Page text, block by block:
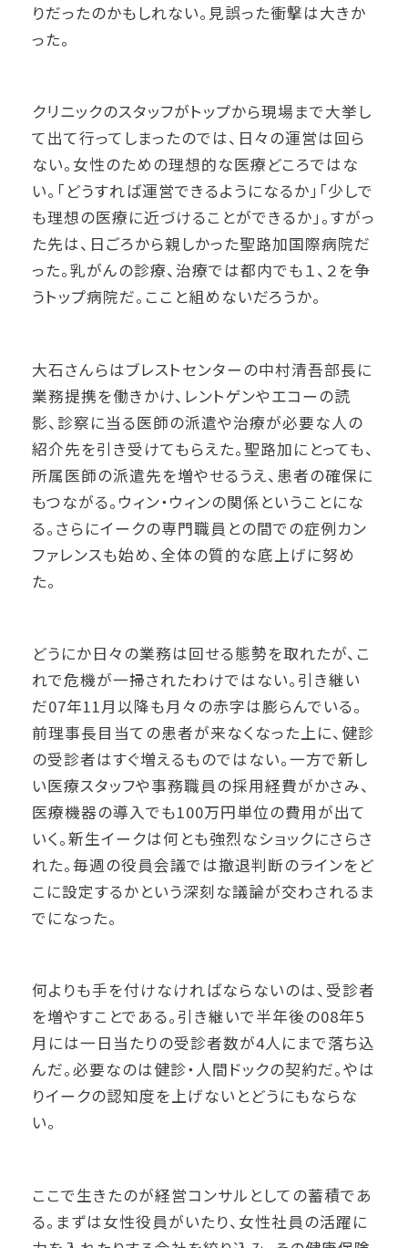
りだったのかもしれない。見誤った衝撃は大きか
った。
クリニックのスタッフがトップから現場まで大挙し
て出て行ってしまったのでは、日々の運営は回ら
ない。女性のための理想的な医療どころではな
い。「どうすれば運営できるようになるか」「少しで
も理想の医療に近づけることができるか」。すがっ
た先は、日ごろから親しかった聖路加国際病院だ
った。乳がんの診療、治療では都内でも１、２を争
うトップ病院だ。ここと組めないだろうか。
大石さんらはブレストセンターの中村清吾部長に
業務提携を働きかけ、レントゲンやエコーの読
影、診察に当る医師の派遣や治療が必要な人の
紹介先を引き受けてもらえた。聖路加にとっても、
所属医師の派遣先を増やせるうえ、患者の確保に
もつながる。ウィン・ウィンの関係ということにな
る。さらにイークの専門職員との間での症例カン
ファレンスも始め、全体の質的な底上げに努め
た。
どうにか日々の業務は回せる態勢を取れたが、こ
れで危機が一掃されたわけではない。引き継い
だ07年11月以降も月々の赤字は膨らんでいる。
前理事長目当ての患者が来なくなった上に、健診
の受診者はすぐ増えるものではない。一方で新し
い医療スタッフや事務職員の採用経費がかさみ、
医療機器の導入でも100万円単位の費用が出て
いく。新生イークは何とも強烈なショックにさらさ
れた。毎週の役員会議では撤退判断のラインをど
こに設定するかという深刻な議論が交わされるま
でになった。
何よりも手を付けなければならないのは、受診者
を増やすことである。引き継いで半年後の08年5
月には一日当たりの受診者数が4人にまで落ち込
んだ。必要なのは健診・人間ドックの契約だ。やは
りイークの認知度を上げないとどうにもならな
い。
ここで生きたのが経営コンサルとしての蓄積であ
る。まずは女性役員がいたり、女性社員の活躍に